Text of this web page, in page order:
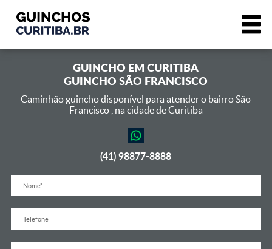
GUINCHO EMCURITIBA
GUINCHO SÃO FRANCISCO
Caminhão guincho disponível para atender o bairro São
Francisco , na cidade de Curitiba
(41) 98877-8888